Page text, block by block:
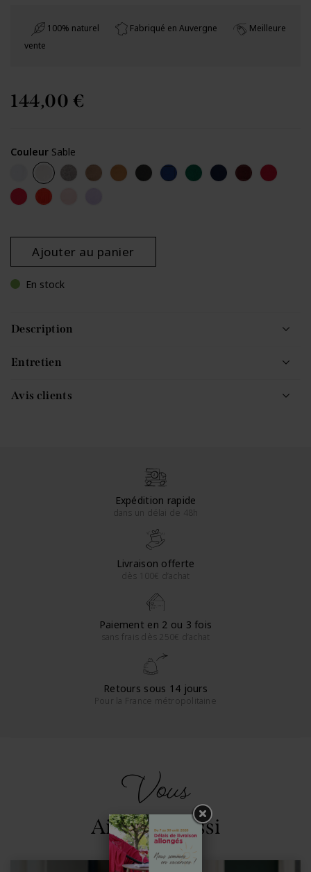
100% naturel Fabriqué en Auvergne
Meilleure
vente
144,00 €
Couleur Sable
Ecru SableGris CheneChameauNoir Chiné
Bleu France
Vert Marine (Paule)
BordeauxRouge P
PivoineOrange
Ajouter au panier
En stock
Description
Entretien
Avis clients
Expédition rapide
dans un délai de 48h
Livraison offerte
dès 100€ d’achat
Paiement en 2 ou 3 fois
sans frais dès 250€ d’achat
Retours sous 14 jours
Pour la France métropolitaine
Vous
Aimerez aussi